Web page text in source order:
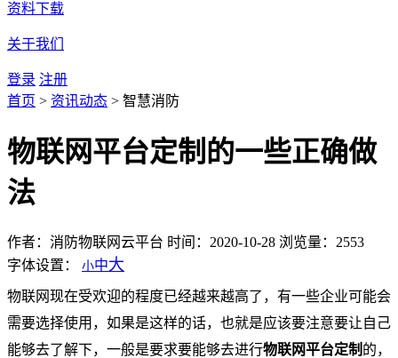
资料下载
关于我们
登录 注册
首页 > 资讯动态 > 智慧消防
物联网平台定制的一些正确做
法
作者：消防物联网云平台 时间：2020-10-28 浏览量：2553
字体设置： 小中大
物联网现在受欢迎的程度已经越来越高了，有一些企业可能会
需要选择使用，如果是这样的话，也就是应该要注意要让自己
能够去了解下，一般是要求要能够去进行物联网平台定制 的，